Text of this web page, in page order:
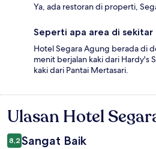
Ya, ada restoran di properti,
Seperti apa area di sekitar
Hotel Segara Agung berada di
menit berjalan kaki dari Hardy's
kaki dari Pantai Mertasari.
Ulasan
Ulasan Hotel
8,2 Sangat Baik